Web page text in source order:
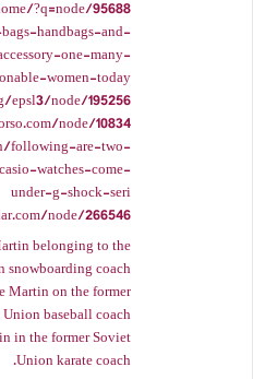
?q=node/95688
handbags-and-
one-many-
women-today
epsl3/node/195256
node/10834
following-are-two-
watches-come-
under-g-shock-seri
node/266546
belonging to the
coach.
Martin on the former
baseball coach.
in the former Soviet
Union karate coach.